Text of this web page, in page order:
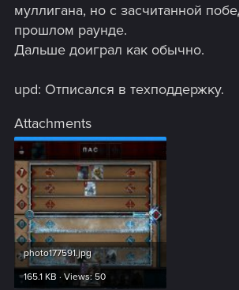
муллигана, но с засчитанной
прошлом раунде.
Дальше доиграл как обычно.
upd: Отписался в техподдержку.
Attachments
photo177591.jpg
165.1 KB · Views: 50